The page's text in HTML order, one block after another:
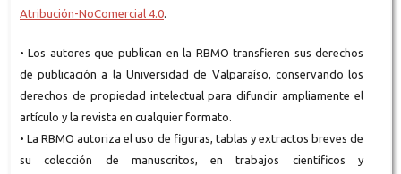
Atribución-NoComercial 4.0.
• Los autores que publican en la RBMO transfieren sus derechos
de publicación a la Universidad de Valparaíso, conservando los
derechos de propiedad intelectual para difundir ampliamente el
artículo y la revista en cualquier formato.
• La RBMO autoriza el uso de figuras, tablas y extractos breves de
su colección de manuscritos, en trabajos científicos y